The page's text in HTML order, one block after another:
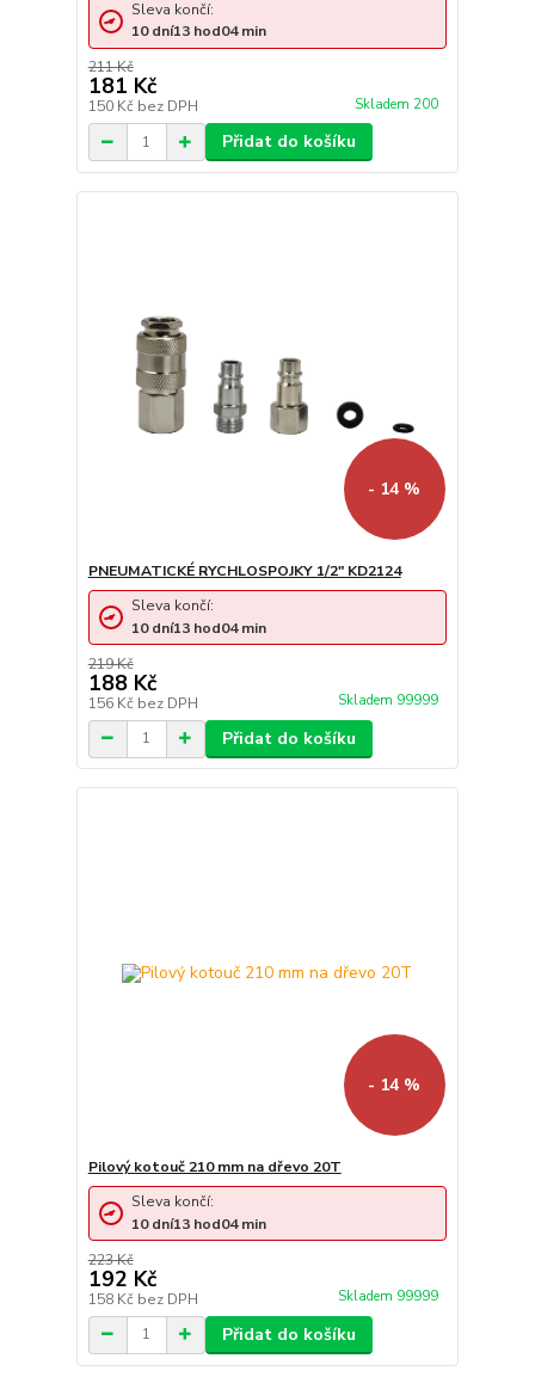
211 Kč
181 Kč
150 Kč bez DPH Skladem 200
Sleva končí:
10 dní13 hod04min
Přidat do košíku
- 14 %
PNEUMATICKÉ RYCHLOSPOJKY 1/2" KD2124
219 Kč
188 Kč
156 Kč bez DPH Skladem 99999
Sleva končí:
10 dní13 hod04min
Přidat do košíku
- 14 %
Pilový kotouč 210 mm na dřevo 20T
223 Kč
192 Kč
158 Kč bez DPH Skladem 99999
Sleva končí:
10 dní13 hod04min
Přidat do košíku